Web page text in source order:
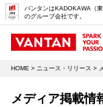
バンタンはKADOKAWA（東
のグループ会社です。
HOME > ニュース・リリース >
メディア掲載情